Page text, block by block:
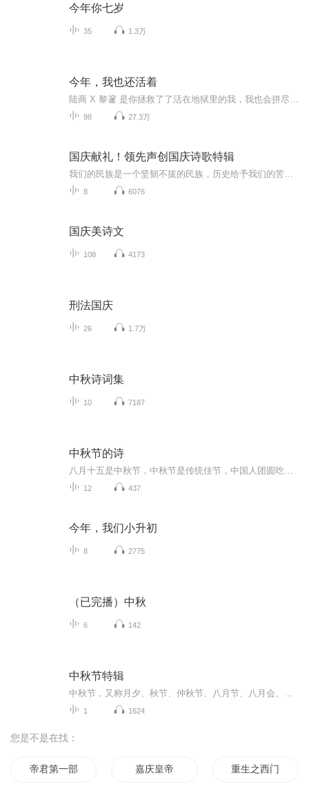
今年你七岁
35 1.3万
今年，我也还活着
98 27.3万
国庆献礼！领先声创国庆诗歌特辑
8 6076
国庆美诗文
108 4173
刑法国庆
26 1.7万
中秋诗词集
10 7187
中秋节的诗
12 437
今年，我们小升初
8 2775
（已完播）中秋
6 142
中秋节特辑
1 1624
您是不是在找：
帝君第一部今朝春秋 嘉庆皇帝 重生之西门庆